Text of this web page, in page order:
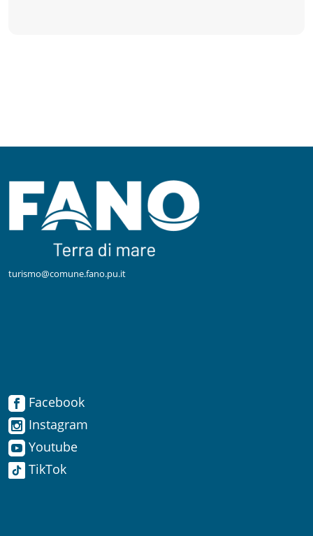
Instagram
Youtube
turismo@comune.fano.pu.it
Facebook
Instagram
Youtube
TikTok